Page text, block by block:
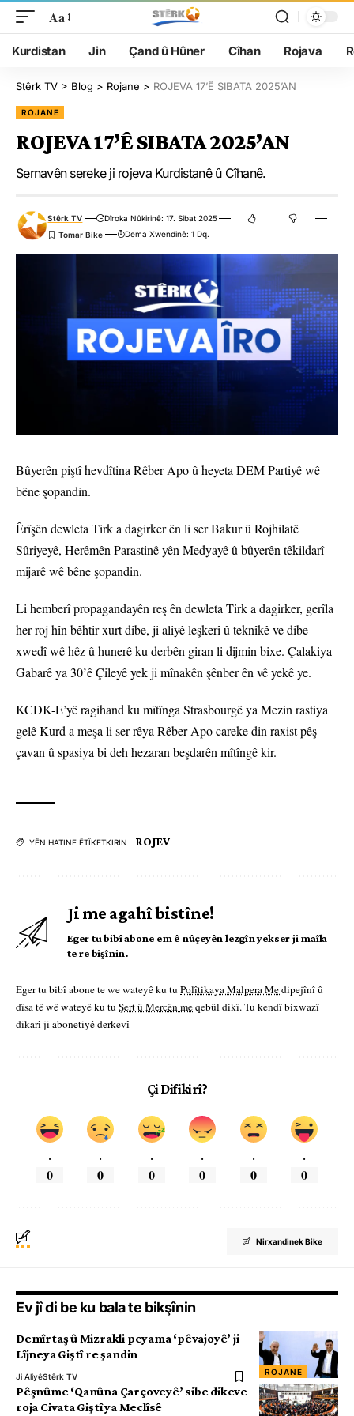
Aa
Kurdistan Jin Çand û Hûner Cîhan Rojava
Stêrk TV > Blog > Rojane > ROJEVA 17’Ê SIBATA 2025’AN
ROJANE
ROJEVA 17’Ê SIBATA 2025’AN
Sernavên sereke ji rojeva Kurdistanê û Cîhanê.
Stêrk TV
Dîroka Nûkirinê: 17. Sibat 2025
Dema Xwendinê: 1 Dq.
Bûyerên piştî hevdîtina Rêber Apo û heyeta DEM Partiyê wê
bêne şopandin.
Êrîşên dewleta Tirk a dagirker ên li ser Bakur û Rojhilatê
Sûriyeyê, Herêmên Parastinê yên Medyayê û bûyerên têkildarî
mijarê wê bêne şopandin.
Li hemberî propagandayên reş ên dewleta Tirk a dagirker, gerîla
her roj hîn bêhtir xurt dibe, ji aliyê leşkerî û teknîkê ve dibe
xwedî wê hêz û hunerê ku derbên giran li dijmin bixe. Çalakiya
Gabarê ya 30’ê Çileyê yek ji mînakên şênber ên vê yekê ye.
KCDK-E’yê ragihand ku mîtînga Strasbourgê ya Mezin rastiya
gelê Kurd a meşa li ser rêya Rêber Apo careke din raxist pêş
çavan û spasiya bi deh hezaran beşdarên mîtîngê kir.
YÊN HATINE ÊTÎKETKIRIN ROJEV
Ji me agahî bistîne!
Eger tu bibî abone em ê nûçeyên lezgîn yekser ji maîla
te re bişînin.
Eger tu bibî abone te we wateyê ku tu Polîtikaya Malpera Medipejînî û
dîsa tê wê wateyê ku tu Şert û Mercên meqebûl dikî. Tu kendî bixwazî
dikarî ji abonetiyê derkevî
Çi Difikirî?
.
0
.
0
.
0
.
0
.
0
.
0
Nirxandinek Bike
Ev jî di be ku bala te bikşînin
ROJANE
Demîrtaş û Mizrakli peyama ‘pêvajoyê’ ji
Lîjneya Giştî re şandin
Ji AliyêStêrk TV
Pêşnûme ‘Qanûna Çarçoveyê’ sibe dikeve
roja Civata Giştî ya Meclîsê